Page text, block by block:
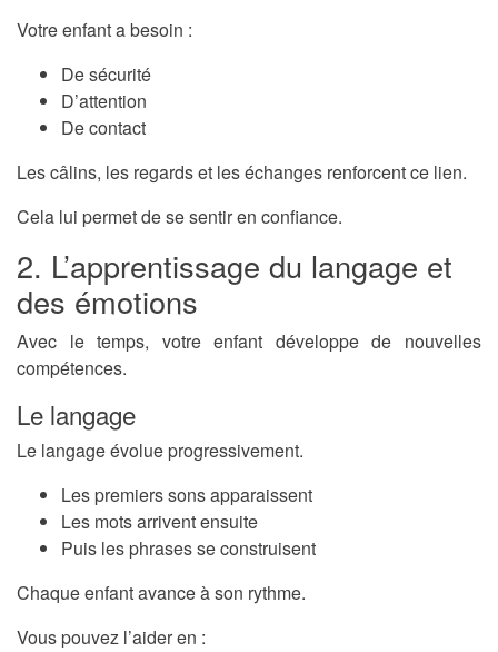
Votre enfant a besoin :
De sécurité
D’attention
De contact
Les câlins, les regards et les échanges renforcent ce lien.
Cela lui permet de se sentir en confiance.
2. L’apprentissage du langage et
des émotions
Avec le temps, votre enfant développe de nouvelles
compétences.
Le langage
Le langage évolue progressivement.
Les premiers sons apparaissent
Les mots arrivent ensuite
Puis les phrases se construisent
Chaque enfant avance à son rythme.
Vous pouvez l’aider en :